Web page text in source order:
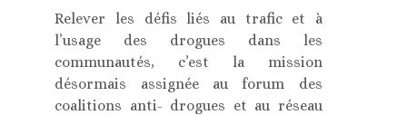
Relever les défis liés au trafic et à
l’usage des drogues dans les
communautés, c’est la mission
désormais assignée au forum des
coalitions anti- drogues et au réseau